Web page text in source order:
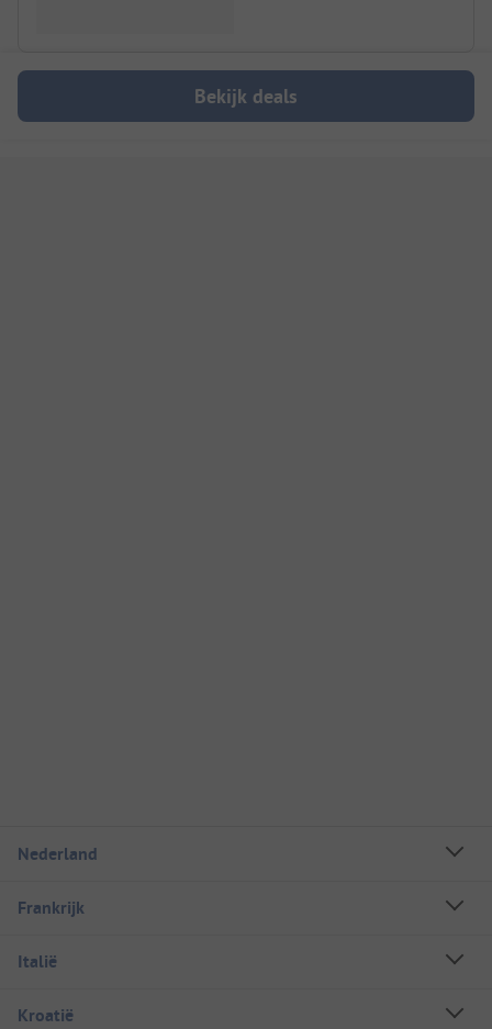
Bekijk deals
Nederland
Frankrijk
Italië
Kroatië